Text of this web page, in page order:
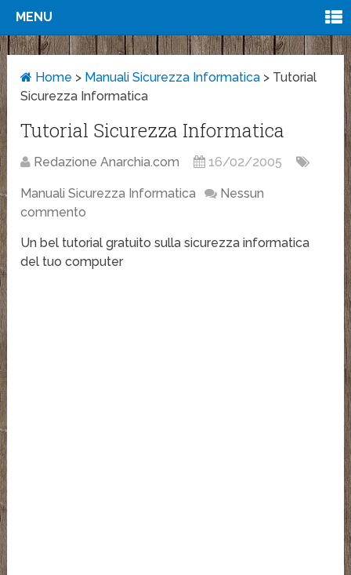
MENU
Home > Manuali Sicurezza Informatica > Tutorial
Sicurezza Informatica
Tutorial Sicurezza Informatica
Redazione Anarchia.com 16/02/2005
Manuali Sicurezza Informatica
Nessun
commento
Un bel tutorial gratuito sulla sicurezza informatica
del tuo computer